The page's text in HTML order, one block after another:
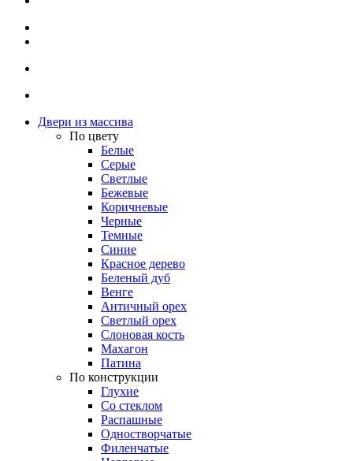
Двери из массива
По цвету
Белые
Серые
Светлые
Бежевые
Коричневые
Черные
Темные
Синие
Красное дерево
Беленый дуб
Венге
Античный орех
Светлый орех
Слоновая кость
Махагон
Патина
По конструкции
Глухие
Со стеклом
Распашные
Одностворчатые
Филенчатые